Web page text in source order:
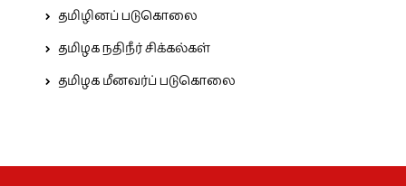
தமிழினப் படுகொலை
தமிழக நதிநீர் சிக்கல்கள்
தமிழக மீனவர்ப் படுகொலை